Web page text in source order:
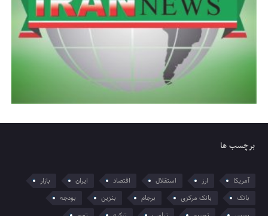
برچسب ها
آمریکا ارز استقلال اقتصاد ایران
بازار
بانک
بانک مرکزی برجام بنزین
بودجه